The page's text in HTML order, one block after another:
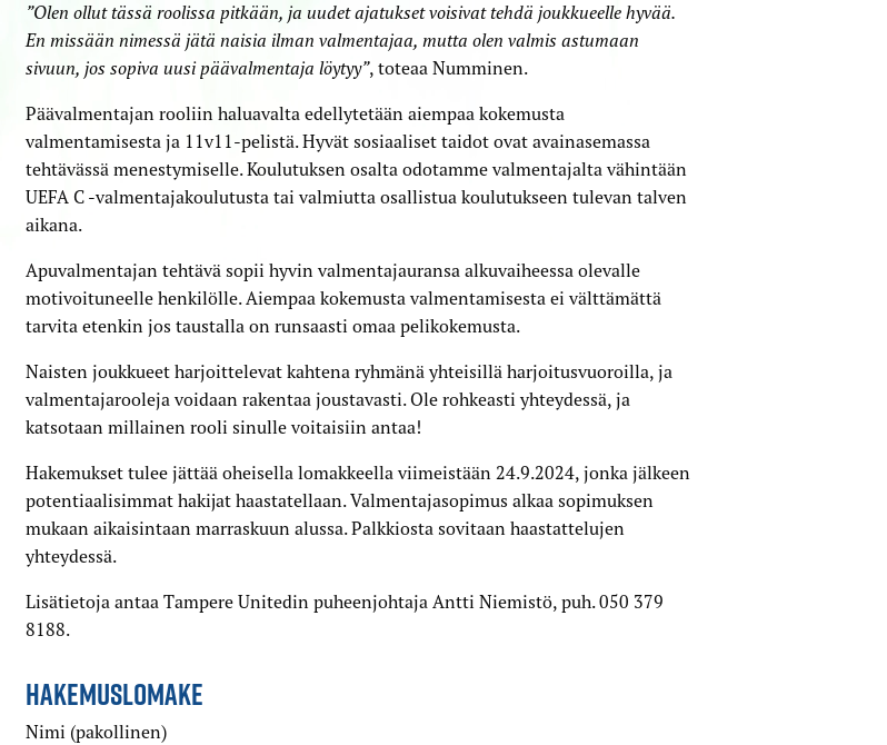
”Olen ollut tässä roolissa pitkään, ja uudet ajatukset voisivat tehdä joukkueelle hyvää.
En missään nimessä jätä naisia ilman valmentajaa, mutta olen valmis astumaan
sivuun, jos sopiva uusi päävalmentaja löytyy”, toteaa Numminen.
Päävalmentajan rooliin haluavalta edellytetään aiempaa kokemusta
valmentamisesta ja 11v11-pelistä. Hyvät sosiaaliset taidot ovat avainasemassa
tehtävässä menestymiselle. Koulutuksen osalta odotamme valmentajalta vähintään
UEFA C -valmentajakoulutusta tai valmiutta osallistua koulutukseen tulevan talven
aikana.
Apuvalmentajan tehtävä sopii hyvin valmentajauransa alkuvaiheessa olevalle
motivoituneelle henkilölle. Aiempaa kokemusta valmentamisesta ei välttämättä
tarvita etenkin jos taustalla on runsaasti omaa pelikokemusta.
Naisten joukkueet harjoittelevat kahtena ryhmänä yhteisillä harjoitusvuoroilla, ja
valmentajarooleja voidaan rakentaa joustavasti. Ole rohkeasti yhteydessä, ja
katsotaan millainen rooli sinulle voitaisiin antaa!
Hakemukset tulee jättää oheisella lomakkeella viimeistään 24.9.2024, jonka jälkeen
potentiaalisimmat hakijat haastatellaan. Valmentajasopimus alkaa sopimuksen
mukaan aikaisintaan marraskuun alussa. Palkkiosta sovitaan haastattelujen
yhteydessä.
Lisätietoja antaa Tampere Unitedin puheenjohtaja Antti Niemistö, puh. 050 379
8188.
HAKEMUSLOMAKE
Nimi (pakollinen)